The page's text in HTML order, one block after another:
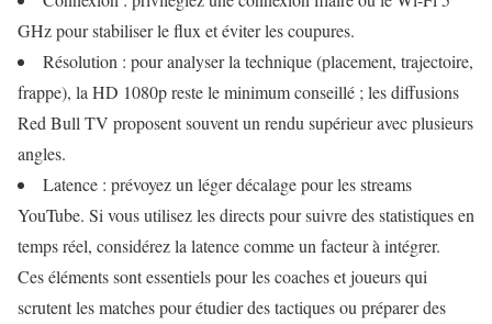
GHz pour stabiliser le flux et éviter les coupures.
Résolution : pour analyser la technique (placement, trajectoire,
frappe), la HD 1080p reste le minimum conseillé ; les diffusions
Red Bull TV proposent souvent un rendu supérieur avec plusieurs
angles.
Latence : prévoyez un léger décalage pour les streams
YouTube. Si vous utilisez les directs pour suivre des statistiques en
temps réel, considérez la latence comme un facteur à intégrer.
Ces éléments sont essentiels pour les coaches et joueurs qui
scrutent les matches pour étudier des tactiques ou préparer des